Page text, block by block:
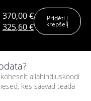
370,00€
Algne
oli:
370,00 €.
325,60€Praegune
hind
on:
Pridėti į
krepšelį
allahindluskoodi
kes saavad teada